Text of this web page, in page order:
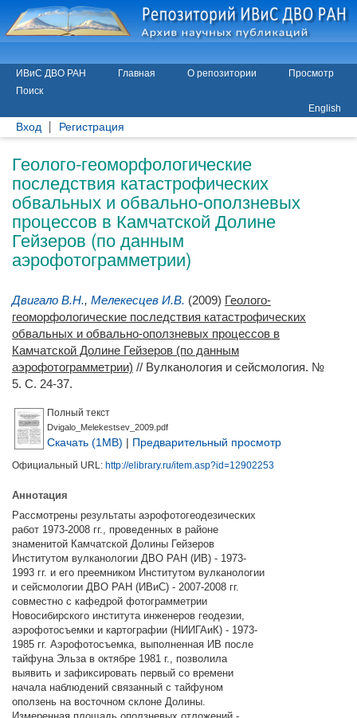
ИВиС ДВО РАН Главная О репозитории
Просмотр
Поиск
English
Вход Регистрация
Геолого-геоморфологические
последствия катастрофических
обвальных и обвально-оползневых
процессов в Камчатской Долине
Гейзеров (по данным
аэрофотограмметрии)
Двигало В.Н., Мелекесцев И.В. (2009) Геолого-
геоморфологические последствия катастрофических
обвальных и обвально-оползневых процессов в
Камчатской Долине Гейзеров (по данным
аэрофотограмметрии) // Вулканология и сейсмология. №
5. С. 24-37.
Полный текст
Dvigalo_Melekestsev_2009.pdf
Скачать (1MB) | Предварительный просмотр
Официальный URL: http://elibrary.ru/item.asp?id=12902253
Аннотация
Рассмотрены результаты аэрофотогеодезических
работ 1973-2008 гг., проведенных в районе
знаменитой Камчатской Долины Гейзеров
Институтом вулканологии ДВО РАН (ИВ) - 1973-
1993 гг. и его преемником Институтом вулканологии
и сейсмологии ДВО РАН (ИВиС) - 2007-2008 гг.
совместно с кафедрой фотограмметрии
Новосибирского института инженеров геодезии,
аэрофотосъемки и картографии (НИИГАиК) - 1973-
1985 гг. Аэрофотосъемка, выполненная ИВ после
тайфуна Эльза в октябре 1981 г., позволила
выявить и зафиксировать первый со времени
начала наблюдений связанный с тайфуном
оползень на восточном склоне Долины.
Измеренная площадь оползневых отложений -